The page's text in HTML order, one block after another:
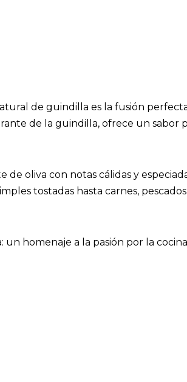
de guindilla es la fusión
de la guindilla, ofrece un sabor
oliva con notas cálidas y
tostadas hasta carnes,
homenaje a la pasión por la